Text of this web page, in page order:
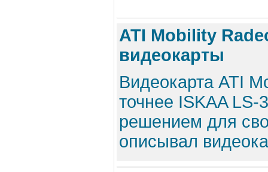
ATI Mobility
видеокарты
Видеокарта ATI
точнее ISKAA
решением для
описывал